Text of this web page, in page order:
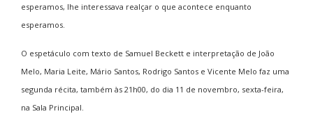
esperamos, lhe interessava realçar o que acontece enquanto
esperamos.
O espetáculo com texto de Samuel Beckett e interpretação de João
Melo, Maria Leite, Mário Santos, Rodrigo Santos e Vicente Melo faz uma
segunda récita, também às 21h00, do dia 11 de novembro, sexta-feira,
na Sala Principal.